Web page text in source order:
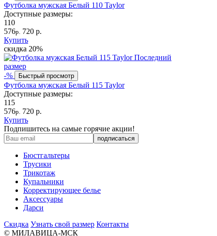
Футболка мужская Белый 110 Taylor
Доступные размеры:
110
576р. 720 р.
Купить
скидка 20%
Последний
размер
-%
Быстрый просмотр
Футболка мужская Белый 115 Taylor
Доступные размеры:
115
576р. 720 р.
Купить
Подпишитесь на самые горячие акции!
Бюстгальтеры
Трусики
Трикотаж
Купальники
Корректирующее белье
Аксессуары
Дарси
Скидка Узнать свой размер Контакты
© МИЛАВИЦА-МСК